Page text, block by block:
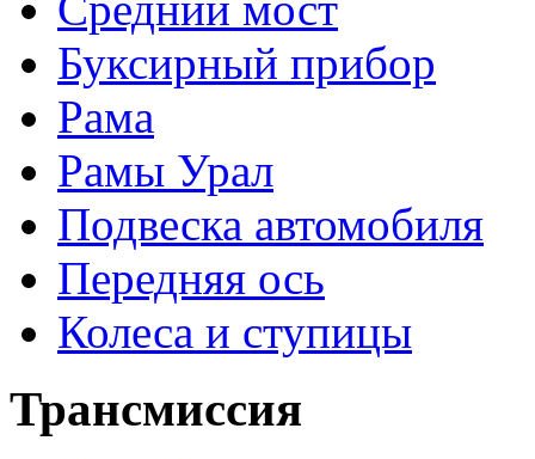
Буксирный прибор
Рама
Рамы Урал
Подвеска автомобиля
Передняя ось
Колеса и ступицы
Трансмиссия